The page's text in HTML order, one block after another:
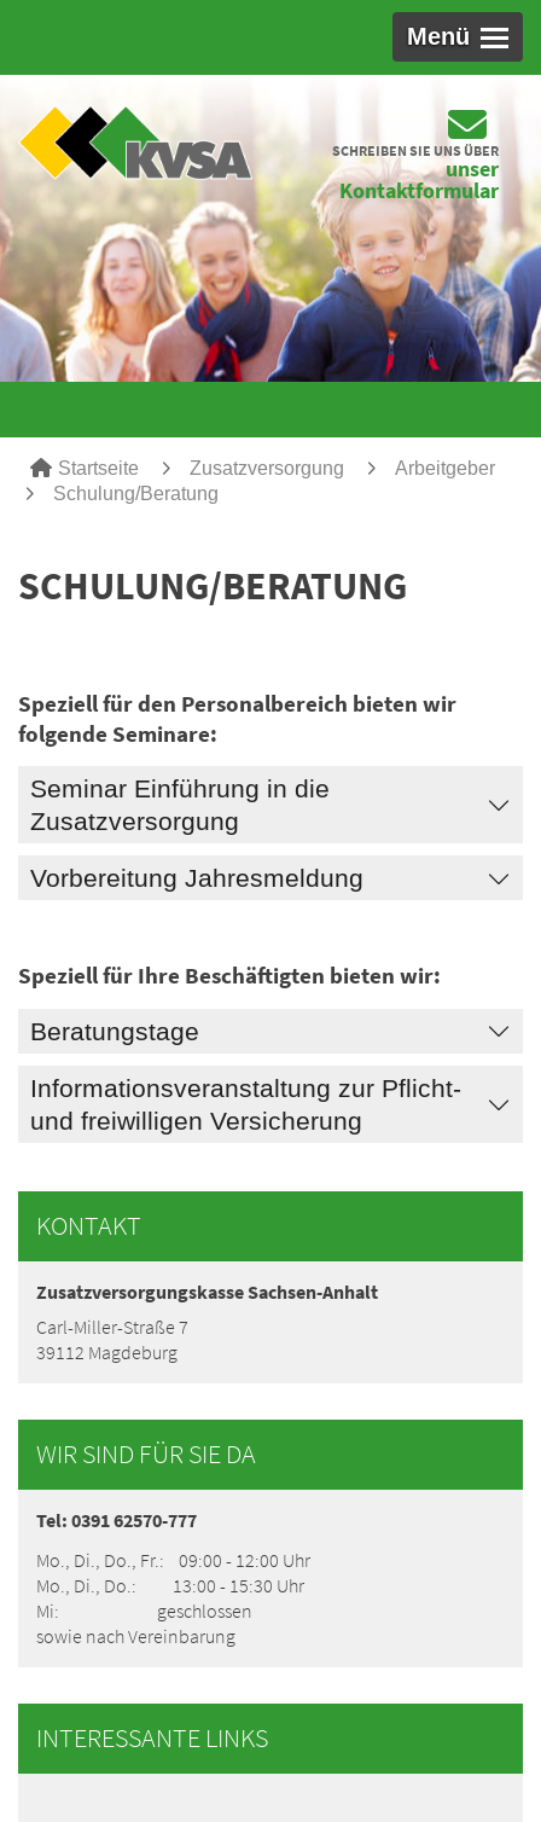
Menü
SCHREIBEN SIE UNS ÜBER
unser
Kontaktformular
Startseite Zusatzversorgung
Arbeitgeber
Schulung/Beratung
SCHULUNG/BERATUNG
Speziell für den Personalbereich bieten wir
folgende Seminare:
Seminar Einführung in die
Zusatzversorgung
Vorbereitung Jahresmeldung
Speziell für Ihre Beschäftigten bieten wir:
Beratungstage
Informationsveranstaltung zur Pflicht-
und freiwilligen Versicherung
KONTAKT
Zusatzversorgungskasse Sachsen-Anhalt
Carl-Miller-Straße 7
39112 Magdeburg
WIR SIND FÜR SIE DA
Tel: 0391 62570-777
Mo., Di., Do., Fr.: 09:00 - 12:00 Uhr
Mo., Di., Do.: 13:00 - 15:30 Uhr
Mi: geschlossen
sowie nach Vereinbarung
INTERESSANTE LINKS